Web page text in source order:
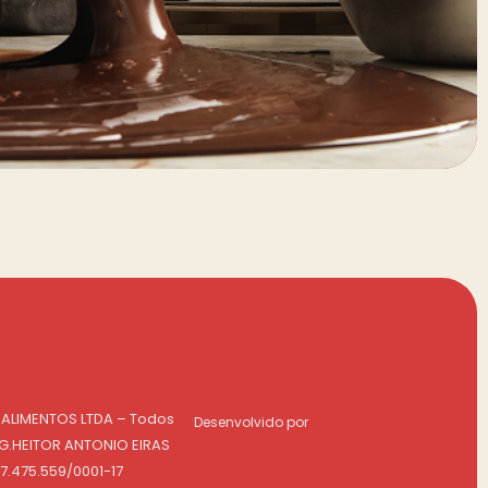
LTDA – Todos
ANTONIO EIRAS
0001-17
Desenvolvido por